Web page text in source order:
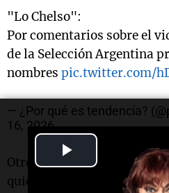
Video
"Lo Chelso":
Por comentarios sobre el
de la Selección Argentina
nombres pic.twitter.com/
— ¿Por qué es tendencia?
16, 2026
Otro caso llamativo fue el
quien fue presentado